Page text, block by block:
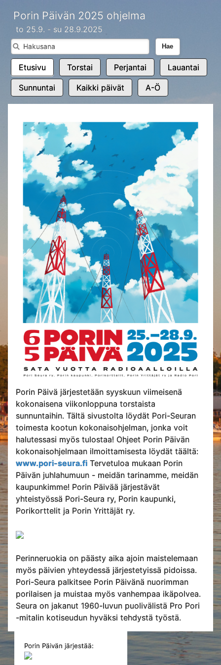
Porin Päivän 2025 ohjelma
to 25.9. - su 28.9.2025
Hae
Etusivu Torstai Perjantai Lauantai
Sunnuntai Kaikki päivät A-Ö
Porin Päivä järjestetään syyskuun viimeisenä
kokonaisena viikonloppuna torstaista
sunnuntaihin. Tältä sivustolta löydät Pori-Seuran
toimesta kootun kokonaisohjelman, jonka voit
halutessasi myös tulostaa! Ohjeet Porin Päivän
kokonaisohjelmaan ilmoittamisesta löydät täältä:
www.pori-seura.fi Tervetuloa mukaan Porin
Päivän juhlahumuun - meidän tarinamme, meidän
kaupunkimme! Porin Päivää järjestävät
yhteistyössä Pori-Seura ry, Porin kaupunki,
Porikorttelit ja Porin Yrittäjät ry.
Perinneruokia on päästy aika ajoin maistelemaan
myös päivien yhteydessä järjestetyissä pidoissa.
Pori-Seura palkitsee Porin Päivänä nuorimman
porilaisen ja muistaa myös vanhempaa ikäpolvea.
Seura on jakanut 1960-luvun puolivälistä Pro Pori
-mitalin kotiseudun hyväksi tehdystä työstä.
Porin Päivän järjestää: